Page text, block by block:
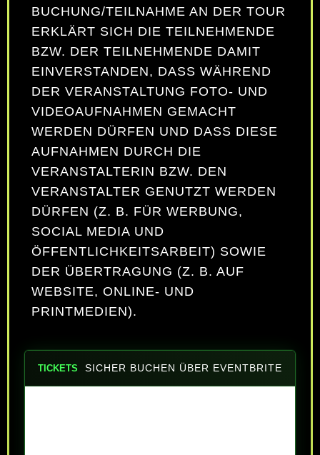
BUCHUNG/TEILNAHME AN DER TOUR
ERKLÄRT SICH DIE TEILNEHMENDE
BZW. DER TEILNEHMENDE DAMIT
EINVERSTANDEN, DASS WÄHREND
DER VERANSTALTUNG FOTO- UND
VIDEOAUFNAHMEN GEMACHT
WERDEN DÜRFEN UND DASS DIESE
AUFNAHMEN DURCH DIE
VERANSTALTERIN BZW. DEN
VERANSTALTER GENUTZT WERDEN
DÜRFEN (Z. B. FÜR WERBUNG,
SOCIAL MEDIA UND
ÖFFENTLICHKEITSARBEIT) SOWIE
DER ÜBERTRAGUNG (Z. B. AUF
WEBSITE, ONLINE- UND
PRINTMEDIEN).
TICKETS SICHER BUCHEN ÜBER EVENTBRITE